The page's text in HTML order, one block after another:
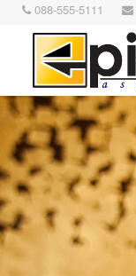
088-555-5111